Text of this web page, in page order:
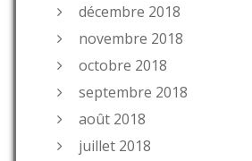
décembre 2018
novembre 2018
octobre 2018
septembre 2018
août 2018
juillet 2018